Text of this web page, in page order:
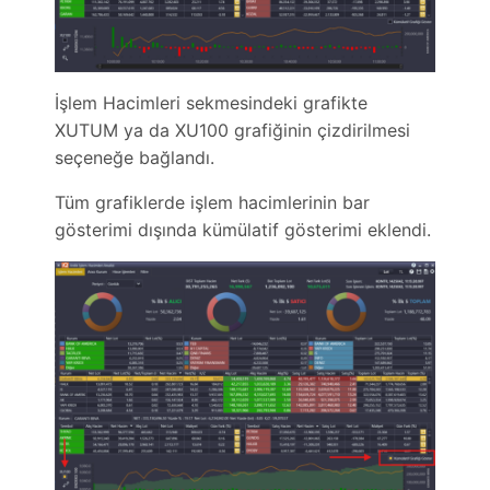
İşlem Hacimleri sekmesindeki grafikte
XUTUM ya da XU100 grafiğinin çizdirilmesi
seçeneğe bağlandı.
Tüm grafiklerde işlem hacimlerinin bar
gösterimi dışında kümülatif gösterimi eklendi.